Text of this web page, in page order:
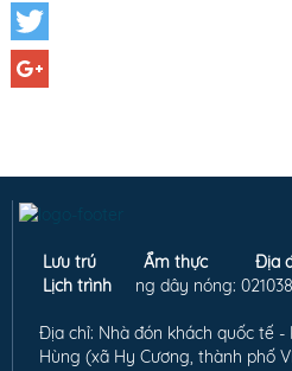
Lưu trú Ẩm thực Địa
Lịch trình
ng dây nóng:
Địa chỉ: Nhà đón khách quốc tế -
Hùng (xã Hy Cương, thành phố
Facebook
Twitter